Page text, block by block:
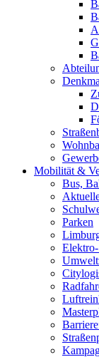
Mobilität &
Bus,
Parken